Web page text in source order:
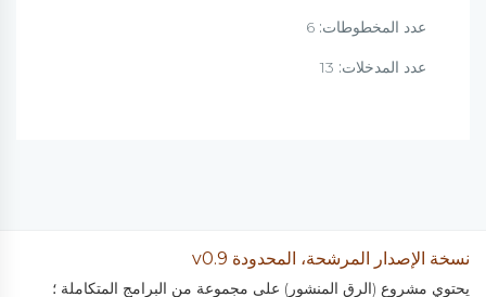
عدد المخطوطات:
عدد المدخلات:
نسخة الإصدار المرشحة، المحدودة v0.9
يحتوي مشروع (الرق المنشور) على مجموعة من البرامج المتكاملة ؛